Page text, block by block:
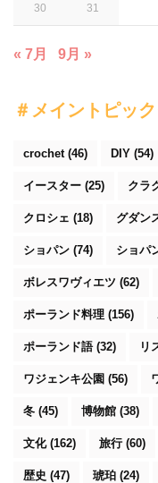
30 31
« 7月 9月 »
＃メイントピッ
crochet (46) DIY (54)
イースター (25) クラ
クロシェ (18) グダン
ショパン (74) ショパ
ボレスワヴィエツ (62)
ポーランド料理 (156)
ポーランド語(32) リ
ワジェンキ公園 (56)
冬 (45) 博物館 (38)
文化(162) 旅行 (60)
歴史 (47) 琥珀 (24)